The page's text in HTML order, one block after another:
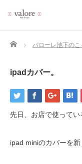
Home バローレ池下の
ipadカバー。
先日、お店で使ってい
ipad miniのカバーを新